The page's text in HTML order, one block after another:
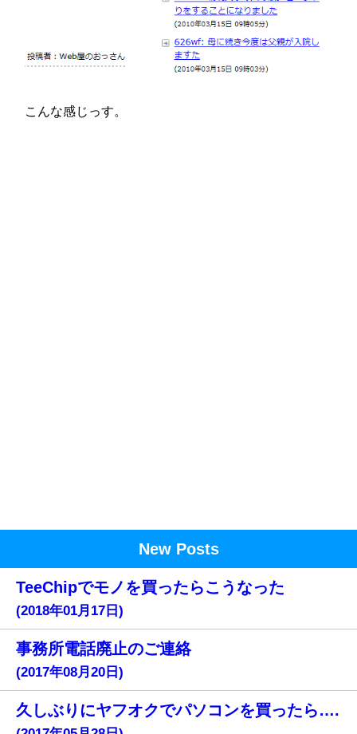
こんな感じっす。
New Posts
TeeChipでモノを買ったらこうなった
(2018年01月17日)
事務所電話廃止のご連絡
(2017年08月20日)
久しぶりにヤフオクでパソコンを買ったら….